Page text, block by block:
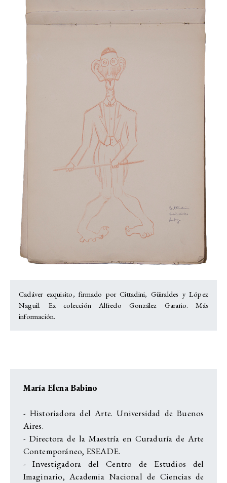
Cadáver exquisito, firmado por Cittadini, Güiraldes y López
Naguil. Ex colección Alfredo González Garaño. Más
información.
María Elena Babino
- Historiadora del Arte. Universidad de Buenos
Aires.
- Directora de la Maestría en Curaduría de Arte
Contemporáneo, ESEADE.
- Investigadora del Centro de Estudios del
Imaginario, Academia Nacional de Ciencias de